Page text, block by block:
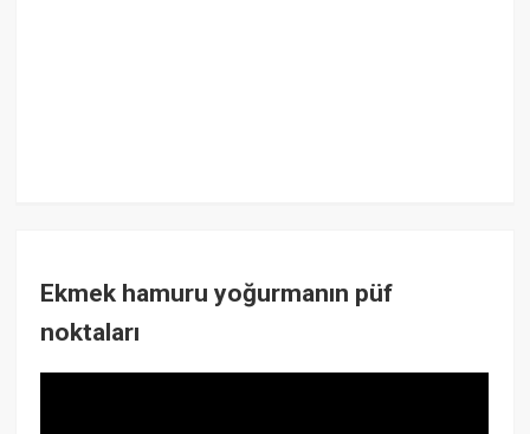
Ekmek hamuru yoğurmanın püf
noktaları